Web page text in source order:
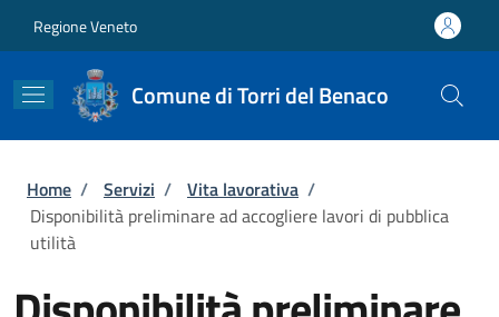
Regione Veneto
Comune di Torri del Benaco
Briciole di pane
Home / Servizi / Vita lavorativa /
Disponibilità preliminare ad accogliere lavori di pubblica
utilità